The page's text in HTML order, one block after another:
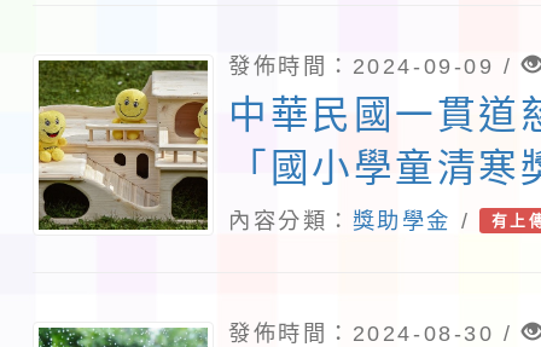
發佈時間：2024-09-09 /
中華民國一貫道
「國小學童清
申請
內容分類： 獎助學金 / 有上
發佈時間：2024-08-30 /